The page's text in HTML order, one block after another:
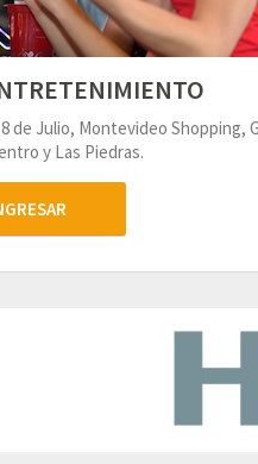
de Julio, Montevideo Shopping,
y Las Piedras.